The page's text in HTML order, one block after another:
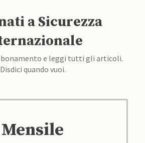
a Sicurezza
e leggi tutti gli articoli.
Disdici quando vuoi.
Mensile